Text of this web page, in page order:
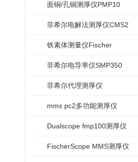
面铜/孔铜测厚仪PMP10
菲希尔电解法测厚仪CMS2
铁素体测量仪Fischer
菲希尔电导率仪SMP350
菲希尔代理测厚仪
mms pc2多功能测厚仪
Dualscope fmp100测厚仪
FischerScope MMS测厚仪